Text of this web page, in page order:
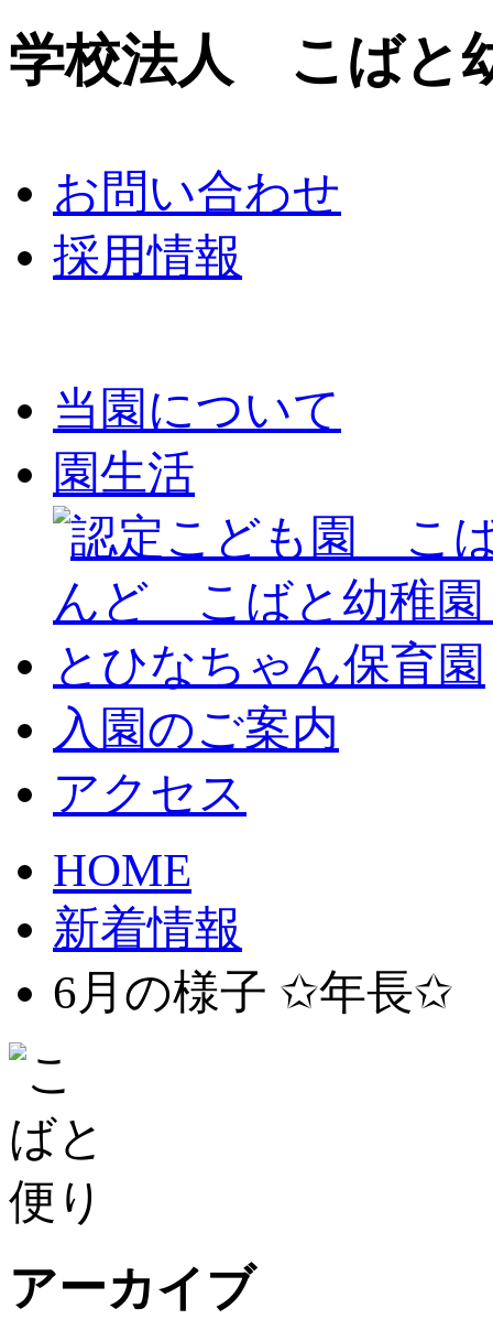
学校法人 こばと
お問い合わせ
採用情報
当園について
園生活
入園のご案内
アクセス
HOME
新着情報
6月の様子 ✩年長✩
アーカイブ